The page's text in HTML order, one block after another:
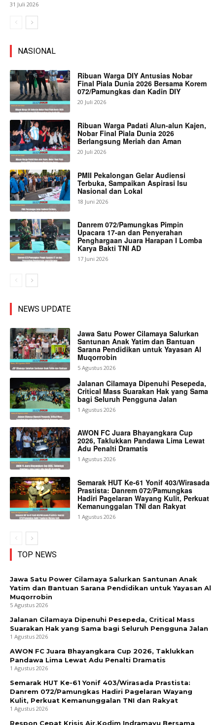
31 Juli 2026
NASIONAL
Ribuan Warga DIY Antusias Nobar
Final Piala Dunia 2026 Bersama Korem
072/Pamungkas dan Kadin DIY
20 Juli 2026
Ribuan Warga Padati Alun-alun Kajen,
Nobar Final Piala Dunia 2026
Berlangsung Meriah dan Aman
20 Juli 2026
PMII Pekalongan Gelar Audiensi
Terbuka, Sampaikan Aspirasi Isu
Nasional dan Lokal
18 Juni 2026
Danrem 072/Pamungkas Pimpin
Upacara 17-an dan Penyerahan
Penghargaan Juara Harapan I Lomba
Karya Bakti TNI AD
17 Juni 2026
NEWS UPDATE
Jawa Satu Power Cilamaya Salurkan
Santunan Anak Yatim dan Bantuan
Sarana Pendidikan untuk Yayasan Al
Muqorrobin
5 Agustus 2026
Jalanan Cilamaya Dipenuhi Pesepeda,
Critical Mass Suarakan Hak yang Sama
bagi Seluruh Pengguna Jalan
1 Agustus 2026
AWON FC Juara Bhayangkara Cup
2026, Taklukkan Pandawa Lima Lewat
Adu Penalti Dramatis
1 Agustus 2026
Semarak HUT Ke-61 Yonif 403/Wirasada
Prastista: Danrem 072/Pamungkas
Hadiri Pagelaran Wayang Kulit, Perkuat
Kemanunggalan TNI dan Rakyat
1 Agustus 2026
TOP NEWS
Jawa Satu Power Cilamaya Salurkan Santunan Anak
Yatim dan Bantuan Sarana Pendidikan untuk Yayasan Al
Muqorrobin
5 Agustus 2026
Jalanan Cilamaya Dipenuhi Pesepeda, Critical Mass
Suarakan Hak yang Sama bagi Seluruh Pengguna Jalan
1 Agustus 2026
AWON FC Juara Bhayangkara Cup 2026, Taklukkan
Pandawa Lima Lewat Adu Penalti Dramatis
1 Agustus 2026
Semarak HUT Ke-61 Yonif 403/Wirasada Prastista:
Danrem 072/Pamungkas Hadiri Pagelaran Wayang
Kulit, Perkuat Kemanunggalan TNI dan Rakyat
1 Agustus 2026
Respon Cepat Krisis Air,Kodim Indramayu Bersama